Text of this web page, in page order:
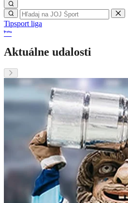
Tipsport liga
Aktuálne udalosti